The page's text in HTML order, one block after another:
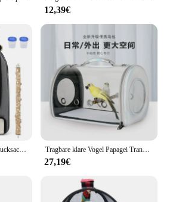
12,39€
Outdoor Haustier Papagei Rucksack Anzug tragen Käfig Katze Hund Reise wasserdicht atmungsaktive Träger Vogel Kanarienvogel Transport tasche Vögel supp Tragbare klare Vogel Papagei Transport käfig atmungsaktive Vogel träger Reisetasche kleines Haustier Kaninchen Meers chweinchen Chinchilla Outdoor-Tasche
27,19€